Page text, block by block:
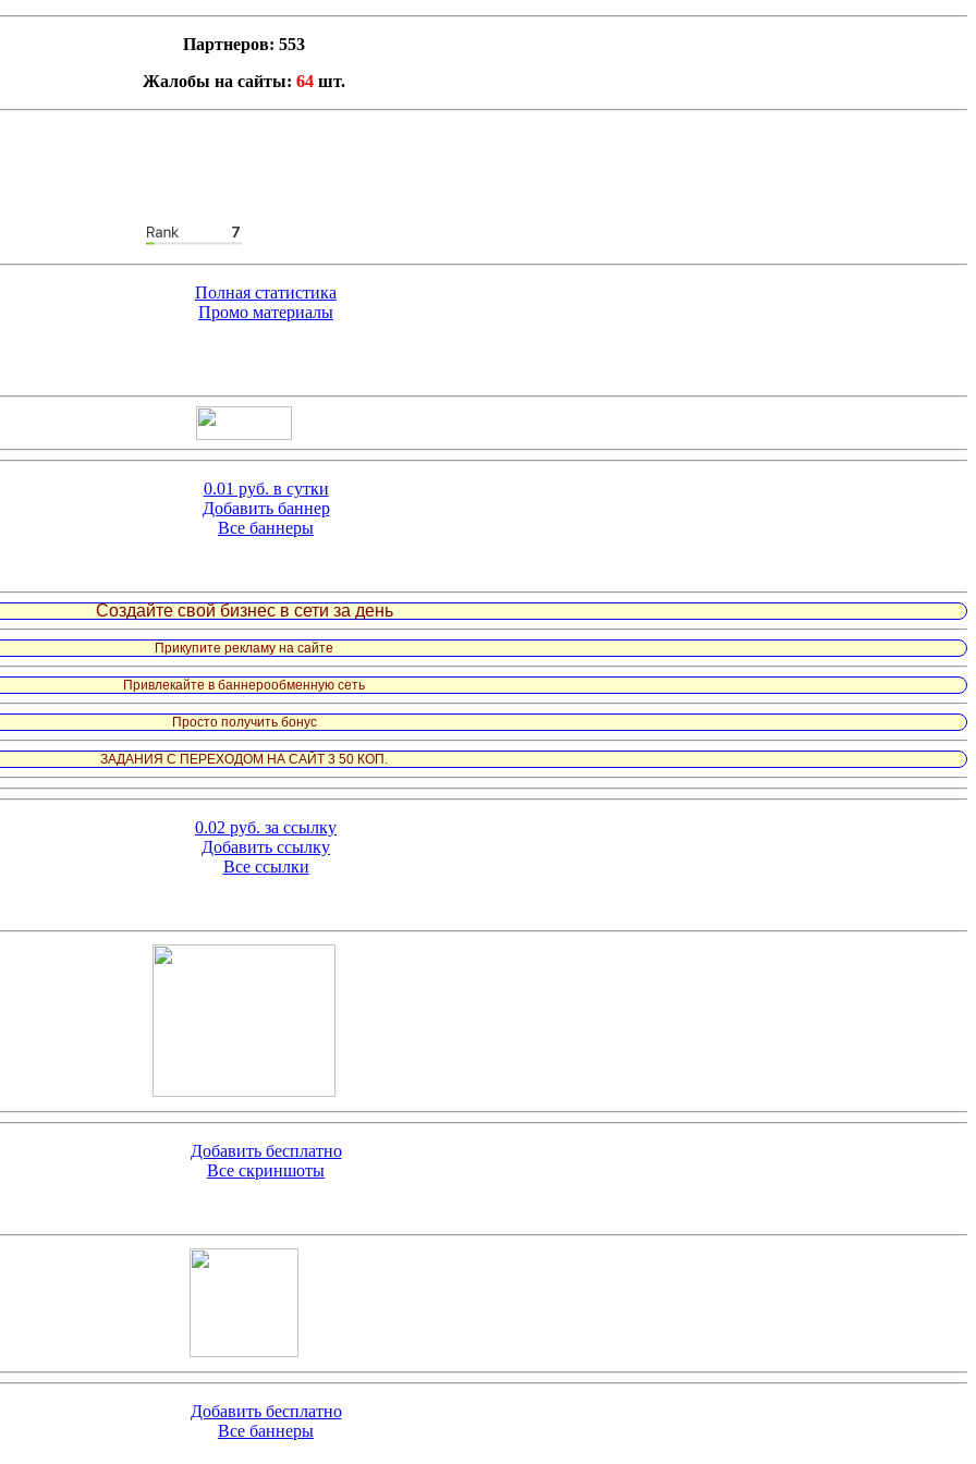
Партнеров: 553
Жалобы на сайты: 64 шт.
Полная статистика
Промо материалы
0.01 руб. в сутки
Добавить баннер
Все баннеры
Создайте свой бизнес в сети за день
Прикупите рекламу на сайте
Привлекайте в баннерообменную сеть
Просто получить бонус
ЗАДАНИЯ С ПЕРЕХОДОМ НА САЙТ 3 50 КОП.
0.02 руб. за ссылку
Добавить ссылку
Все ссылки
Добавить бесплатно
Все скриншоты
Добавить бесплатно
Все баннеры